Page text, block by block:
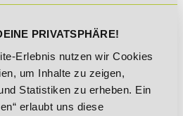
PRIVATSPHÄRE!
Erlebnis nutzen wir Cookies
um Inhalte zu zeigen,
Statistiken zu erheben. Ein
erlaubt uns diese
diese auch als
betrieben ist dies nicht
heute auch jeder sehr
PC mit entsprechenden
als Workstation genutzt werden.